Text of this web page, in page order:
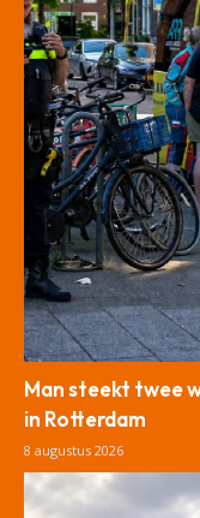
Man steekt twee
in Rotterdam
8 augustus 2026